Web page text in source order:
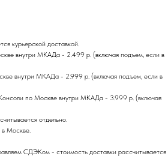
курьерской доставкой.
внутри МКАДа - 2.499 р. (включая подъем, если в
внутри МКАДа - 2.999 р. (включая подъем, если в
по Москве внутри МКАДа - 3.999 р. (включая
отдельно.
в Москве.
СДЭКом - стоимость доставки рассчитывается